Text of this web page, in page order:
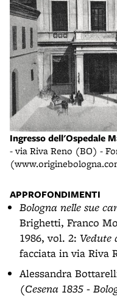
Ingresso dell'Ospedale
- via Riva Reno (BO) -
APPROFONDIMENTI
Bologna nelle sue
Brighetti, Franco
1986, vol. 2: Vedute
facciata in via Riva
Alessandra
(Cesena 1835 -